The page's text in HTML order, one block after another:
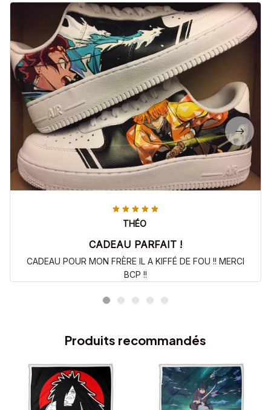
THÉO
CADEAU PARFAIT !
CADEAU POUR MON FRÈRE IL A KIFFÉ DE FOU !! MERCI
BCP !!
Produits recommandés